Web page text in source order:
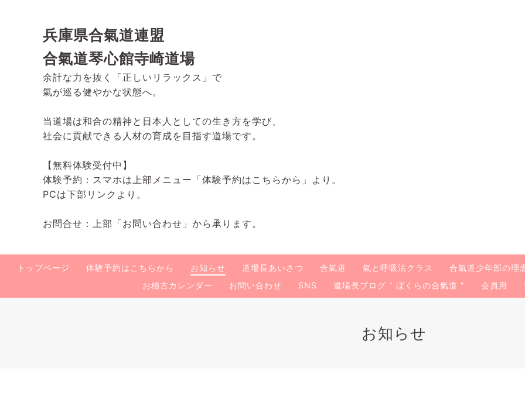
兵庫県合氣道連盟
合氣道琴心館寺崎道場
余計な力を抜く「正しいリラックス」で
氣が巡る健やかな状態へ。
当道場は和合の精神と日本人としての生き方を学び、
社会に貢献できる人材の育成を目指す道場です。
【無料体験受付中】
体験予約：スマホは上部メニュー「体験予約はこちらから」より。
PCは下部リンクより。
お問合せ：上部「お問い合わせ」から承ります。
トップページ 体験予約はこちらから お知らせ 道場長あいさつ 合氣道 氣と呼吸法クラス 合氣道少年部の理
お稽古カレンダー
お問い合わせ SNS 道場長ブログ " ぼくらの合氣道 " 会員用
お知らせ